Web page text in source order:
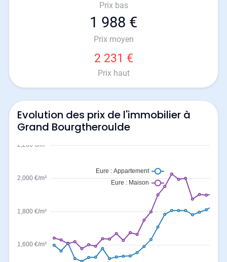
Prix bas
1 988 €
Prix moyen
2 231 €
Prix haut
Evolution des prix de l'immobilier à
Grand Bourgtheroulde